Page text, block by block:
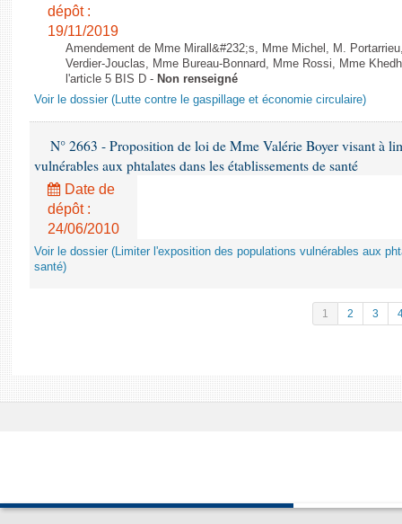
dépôt :
19/11/2019
Amendement de Mme Mirall&#232;s, Mme Michel, M.
Verdier-Jouclas, Mme Bureau-Bonnard, Mme Rossi, Mme
l'article 5 BIS D - Non renseigné
Voir le dossier (Lutte contre le gaspillage et économie circulaire)
N° 2663 - Proposition de loi de Mme Valérie Boyer visant à
vulnérables aux phtalates dans les établissements de santé
Date de
dépôt :
24/06/2010
Voir le dossier (Limiter l'exposition des populations vulnérables aux
santé)
1 2 3